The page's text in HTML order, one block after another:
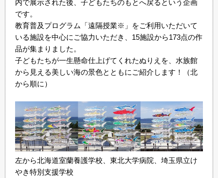
内で展示された後、子どもたちのもとへ戻るという企画
です。
教育普及プログラム「遠隔授業※」をご利用いただいて
いる施設を中心にご協力いただき、15施設から173点の作
品が集まりました。
子どもたちが一生懸命仕上げてくれたぬりえを、水族館
から見える美しい海の景色とともにご紹介します！（北
から順に）
左から北海道室蘭養護学校、東北大学病院、埼玉県立け
やき特別支援学校